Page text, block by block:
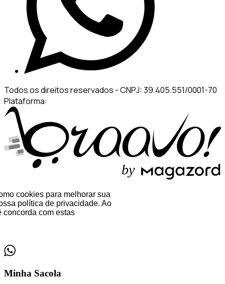
Todos os direitos reservados -CNPJ: 39.405.551/0001-70
Plataforma:
by
cookies para melhorar sua
política de privacidade. Ao
concorda com estas
Minha Sacola